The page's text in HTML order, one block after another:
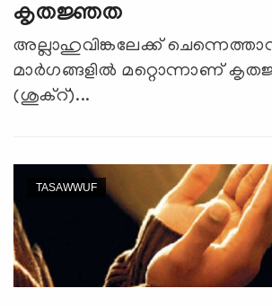
കൃതജ്ഞത
അല്ലാഹുവിങ്കലേക്ക്
മാര്‍ഗങ്ങളില്‍ മറ്റൊന്നാണ്
(ശുക്‌റ്)...
TASAWWUF